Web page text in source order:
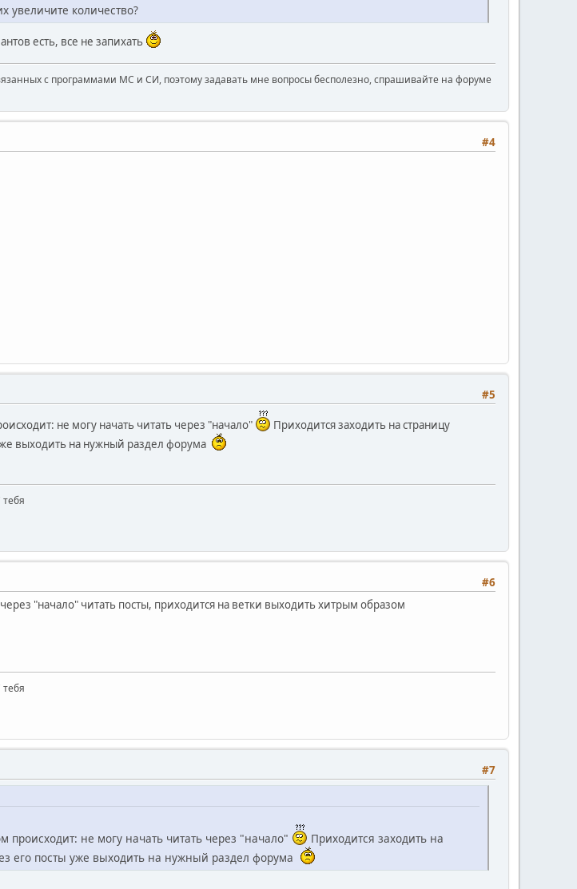
увеличите количество?
есть, все не запихать
с программами МС и СИ, поэтому задавать мне вопросы бесполезно, спрашивайте на форуме
#4
#5
не могу начать читать через "начало"
Приходится заходить на страницу
выходить на нужный раздел форума
#6
"начало" читать посты, приходится на ветки выходить хитрым образом
#7
не могу начать читать через "начало"
Приходится заходить на
его посты уже выходить на нужный раздел форума